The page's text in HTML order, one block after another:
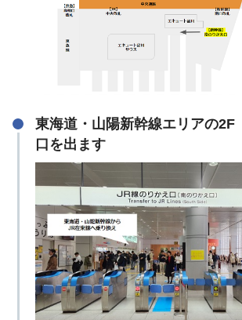
東海道・山陽新幹線エリアの2F
口を出ます